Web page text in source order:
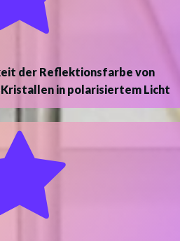
der Reflektionsfarbe von
in polarisiertem Licht